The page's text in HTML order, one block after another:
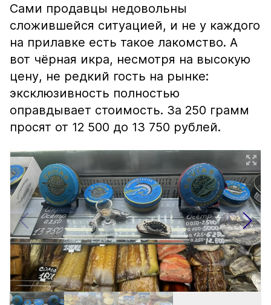
Сами продавцы недовольны
сложившейся ситуацией, и не у каждого
на прилавке есть такое лакомство. А
вот чёрная икра, несмотря на высокую
цену, не редкий гость на рынке:
эксклюзивность полностью
оправдывает стоимость. За 250 грамм
просят от 12 500 до 13 750 рублей.